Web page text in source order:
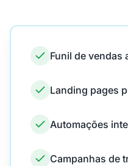
Funil de vendas
Landing pages
Automações
Campanhas de